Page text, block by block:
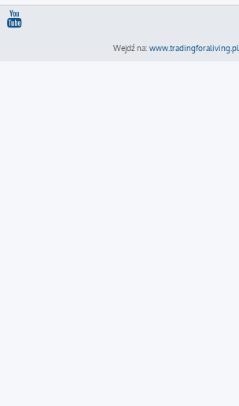
Wejdź na: www.tradingforaliving.pl